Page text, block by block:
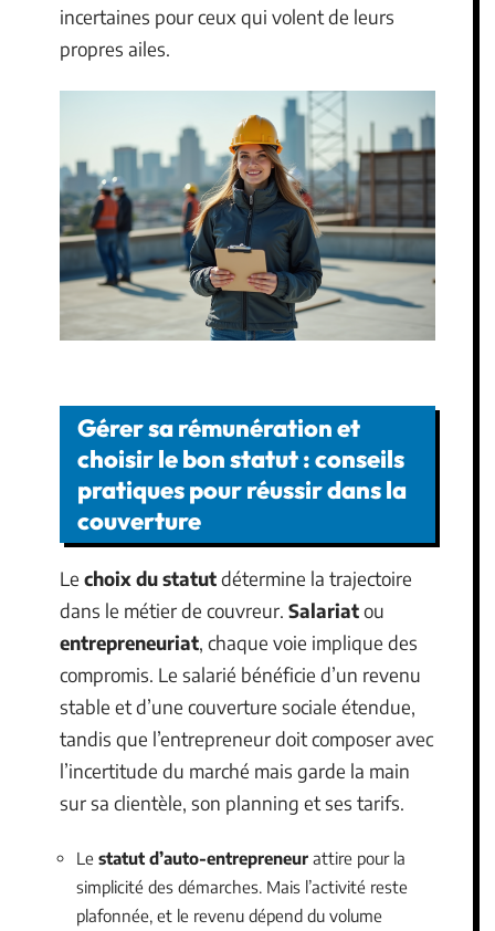
incertaines pour ceux qui volent de leurs
propres ailes.
Gérer sa rémunération et
choisir le bon statut : conseils
pratiques pour réussir dans la
couverture
Le choix du statutdétermine la trajectoire
dans le métier de couvreur. Salariatou
entrepreneuriat, chaque voie implique des
compromis. Le salarié bénéficie d’un revenu
stable et d’une couverture sociale étendue,
tandis que l’entrepreneur doit composer avec
l’incertitude du marché mais garde la main
sur sa clientèle, son planning et ses tarifs.
Le statut d’auto-entrepreneur attire pour la
simplicité des démarches. Mais l’activité reste
plafonnée, et le revenu dépend du volume